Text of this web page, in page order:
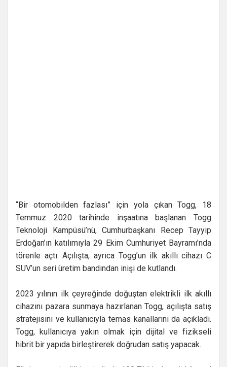
“Bir otomobilden fazlası” için yola çıkan Togg, 18
Temmuz 2020 tarihinde inşaatına başlanan Togg
Teknoloji Kampüsü’nü, Cumhurbaşkanı Recep Tayyip
Erdoğan’ın katılımıyla 29 Ekim Cumhuriyet Bayramı’nda
törenle açtı. Açılışta, ayrıca Togg’un ilk akıllı cihazı C
SUV’un seri üretim bandından inişi de kutlandı.
2023 yılının ilk çeyreğinde doğuştan elektrikli ilk akıllı
cihazını pazara sunmaya hazırlanan Togg, açılışta satış
stratejisini ve kullanıcıyla temas kanallarını da açıkladı.
Togg, kullanıcıya yakın olmak için dijital ve fizikseli
hibrit bir yapıda birleştirerek doğrudan satış yapacak.